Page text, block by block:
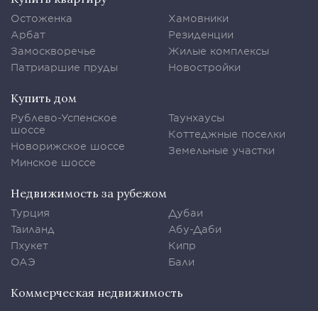
Остоженка
Арбат
Замоскворечье
Патриаршие пруды
Хамовники
Резиденции
Жилые комплексы
Новостройки
Купить дом
Рублево-Успенское
шоссе
Новорижское шоссе
Минское шоссе
Таунхаусы
Коттеджные поселки
Земельные участки
Недвижимость за рубежом
Турция
Таиланд
Пхукет
ОАЭ
Дубаи
Абу-Даби
Кипр
Бали
Коммерческая недвижимость